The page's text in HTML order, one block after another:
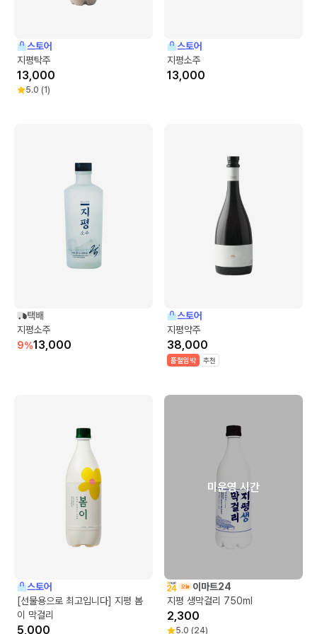
스토어
지평탁주
13,000
5.0 (1)
스토어
지평소주
13,000
택배
지평소주
9%13,000
스토어
지평약주
38,000
품절임박 추천
스토어
[선물용으로 최고입니다] 지평 봄
이 막걸리
5,000
미운영 시간
이마트24
지평 생막걸리 750ml
2,300
5.0 (24)